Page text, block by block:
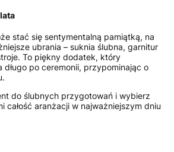
stać się sentymentalną pamiątką, na
ubrania – suknia ślubna, garnitur
To piękny dodatek, który
długo po ceremonii, przypominając o
do ślubnych przygotowań i wybierz
całość aranżacji w najważniejszym dniu